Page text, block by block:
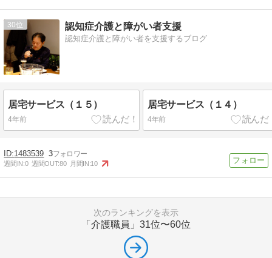
30 認知症介護と障がい者支援
認知症介護と障がい者を支援するブログ
居宅サービス（１５）
4年前
居宅サービス（１４）
4年前
1483539 3
週間IN:0 週間OUT:80 月間IN:10
次のランキングを表示
「介護職員」 31位〜60位